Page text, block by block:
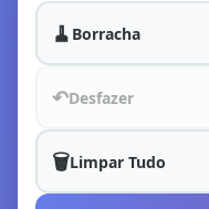
🧹 Borracha
↶Desfazer
🗑️Limpar Tudo